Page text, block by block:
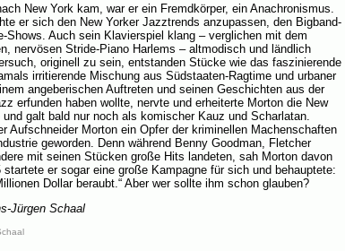
New York kam, war er ein Fremdkörper, ein Anachronismus.
er sich den New Yorker Jazztrends anzupassen, den Bigband-
Shows. Auch sein Klavierspiel klang – verglichen mit dem
nervösen Stride-Piano Harlems – altmodisch und ländlich
originell zu sein, entstanden Stücke wie das faszinierende
irritierende Mischung aus Südstaaten-Ragtime und urbaner
angeberischen Auftreten und seinen Geschichten aus der
erfunden haben wollte, nervte und erheiterte Morton die New
galt bald nur noch als komischer Kauz und Scharlatan.
Aufschneider Morton ein Opfer der kriminellen Machenschaften
geworden. Denn während Benny Goodman, Fletcher
mit seinen Stücken große Hits landeten, sah Morton davon
startete er sogar eine große Kampagne für sich und behauptete:
Dollar beraubt.“ Aber wer sollte ihm schon glauben?
Jürgen Schaal